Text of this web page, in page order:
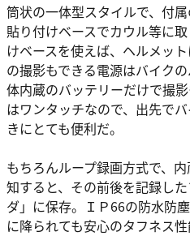
筒状の一体型スタイルで、付属
貼り付けベースでカウル等に
けベースを使えば、ヘルメッ
の撮影もできる電源はバイク
体内蔵のバッテリーだけで撮
はワンタッチなので、出先で
きにとても便利だ。
もちろんループ録画方式で、
知すると、その前後を記録し
ダ」に保存。ＩＰ66の防水防
に降られても安心のタフネス性